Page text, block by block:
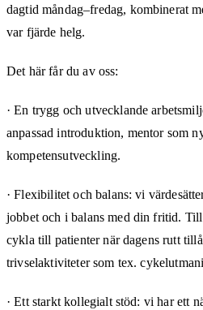
dagtid måndag–fredag, kombinerat
var fjärde helg.
Det här får du av oss:
· En trygg och utvecklande
anpassad introduktion, mentor som
kompetensutveckling.
· Flexibilitet och balans: vi
jobbet och i balans med din fritid.
cykla till patienter när dagens rutt
trivselaktiviteter som tex.
· Ett starkt kollegialt stöd: vi har ett